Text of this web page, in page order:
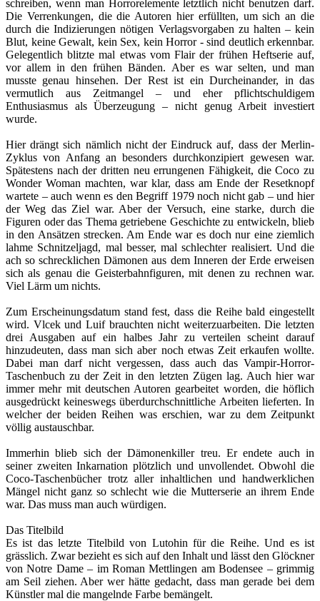
schreiben, wenn man Horrorelemente letztlich nicht benutzen darf.
Die Verrenkungen, die die Autoren hier erfüllten, um sich an die
durch die Indizierungen nötigen Verlagsvorgaben zu halten – kein
Blut, keine Gewalt, kein Sex, kein Horror - sind deutlich erkennbar.
Gelegentlich blitzte mal etwas vom Flair der frühen Heftserie auf,
vor allem in den frühen Bänden. Aber es war selten, und man
musste genau hinsehen. Der Rest ist ein Durcheinander, in das
vermutlich aus Zeitmangel – und eher pflichtschuldigem
Enthusiasmus als Überzeugung – nicht genug Arbeit investiert
wurde.
Hier drängt sich nämlich nicht der Eindruck auf, dass der Merlin-
Zyklus von Anfang an besonders durchkonzipiert gewesen war.
Spätestens nach der dritten neu errungenen Fähigkeit, die Coco zu
Wonder Woman machten, war klar, dass am Ende der Resetknopf
wartete – auch wenn es den Begriff 1979 noch nicht gab – und hier
der Weg das Ziel war. Aber der Versuch, eine starke, durch die
Figuren oder das Thema getriebene Geschichte zu entwickeln, blieb
in den Ansätzen strecken. Am Ende war es doch nur eine ziemlich
lahme Schnitzeljagd, mal besser, mal schlechter realisiert. Und die
ach so schrecklichen Dämonen aus dem Inneren der Erde erweisen
sich als genau die Geisterbahnfiguren, mit denen zu rechnen war.
Viel Lärm um nichts.
Zum Erscheinungsdatum stand fest, dass die Reihe bald eingestellt
wird. Vlcek und Luif brauchten nicht weiterzuarbeiten. Die letzten
drei Ausgaben auf ein halbes Jahr zu verteilen scheint darauf
hinzudeuten, dass man sich aber noch etwas Zeit erkaufen wollte.
Dabei man darf nicht vergessen, dass auch das Vampir-Horror-
Taschenbuch zu der Zeit in den letzten Zügen lag. Auch hier war
immer mehr mit deutschen Autoren gearbeitet worden, die höflich
ausgedrückt keineswegs überdurchschnittliche Arbeiten lieferten. In
welcher der beiden Reihen was erschien, war zu dem Zeitpunkt
völlig austauschbar.
Immerhin blieb sich der Dämonenkiller treu. Er endete auch in
seiner zweiten Inkarnation plötzlich und unvollendet. Obwohl die
Coco-Taschenbücher trotz aller inhaltlichen und handwerklichen
Mängel nicht ganz so schlecht wie die Mutterserie an ihrem Ende
war. Das muss man auch würdigen.
Das Titelbild
Es ist das letzte Titelbild von Lutohin für die Reihe. Und es ist
grässlich. Zwar bezieht es sich auf den Inhalt und lässt den Glöckner
von Notre Dame – im Roman Mettlingen am Bodensee – grimmig
am Seil ziehen. Aber wer hätte gedacht, dass man gerade bei dem
Künstler mal die mangelnde Farbe bemängelt.